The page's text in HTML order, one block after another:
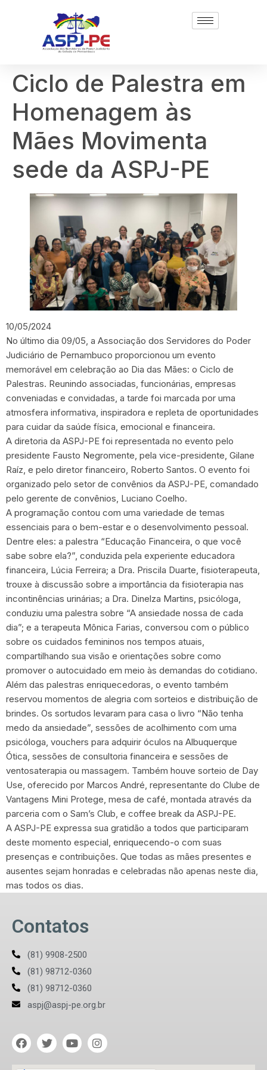
Ciclo de Palestra em
Homenagem às
Mães Movimenta
sede da ASPJ-PE
10/05/2024
No último dia 09/05, a Associação dos Servidores do Poder
Judiciário de Pernambuco proporcionou um evento
memorável em celebração ao Dia das Mães: o Ciclo de
Palestras. Reunindo associadas, funcionárias, empresas
conveniadas e convidadas, a tarde foi marcada por uma
atmosfera informativa, inspiradora e repleta de oportunidades
para cuidar da saúde física, emocional e financeira.
A diretoria da ASPJ-PE foi representada no evento pelo
presidente Fausto Negromente, pela vice-presidente, Gilane
Raíz, e pelo diretor financeiro, Roberto Santos. O evento foi
organizado pelo setor de convênios da ASPJ-PE, comandado
pelo gerente de convênios, Luciano Coelho.
A programação contou com uma variedade de temas
essenciais para o bem-estar e o desenvolvimento pessoal.
Dentre eles: a palestra “Educação Financeira, o que você
sabe sobre ela?”, conduzida pela experiente educadora
financeira, Lúcia Ferreira; a Dra. Priscila Duarte, fisioterapeuta,
trouxe à discussão sobre a importância da fisioterapia nas
incontinências urinárias; a Dra. Dinelza Martins, psicóloga,
conduziu uma palestra sobre “A ansiedade nossa de cada
dia”; e a terapeuta Mônica Farias, conversou com o público
sobre os cuidados femininos nos tempos atuais,
compartilhando sua visão e orientações sobre como
promover o autocuidado em meio às demandas do cotidiano.
Além das palestras enriquecedoras, o evento também
reservou momentos de alegria com sorteios e distribuição de
brindes. Os sortudos levaram para casa o livro “Não tenha
medo da ansiedade”, sessões de acolhimento com uma
psicóloga, vouchers para adquirir óculos na Albuquerque
Ótica, sessões de consultoria financeira e sessões de
ventosaterapia ou massagem. Também houve sorteio de Day
Use, oferecido por Marcos André, representante do Clube de
Vantagens Mini Protege, mesa de café, montada através da
parceria com o Sam’s Club, e coffee break da ASPJ-PE.
A ASPJ-PE expressa sua gratidão a todos que participaram
deste momento especial, enriquecendo-o com suas
presenças e contribuições. Que todas as mães presentes e
ausentes sejam honradas e celebradas não apenas neste dia,
mas todos os dias.
Contatos
(81) 9908-2500
(81) 98712-0360
(81) 98712-0360
aspj@aspj-pe.org.br